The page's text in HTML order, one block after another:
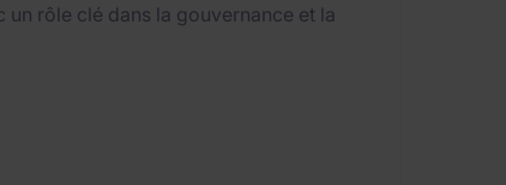
rôle clé dans la gouvernance et la